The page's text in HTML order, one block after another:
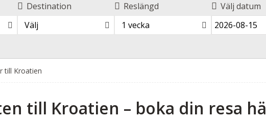
Destination
Välj
Reslängd
1 vecka
Välj datum
till Kroatien
till Kroatien – boka din resa